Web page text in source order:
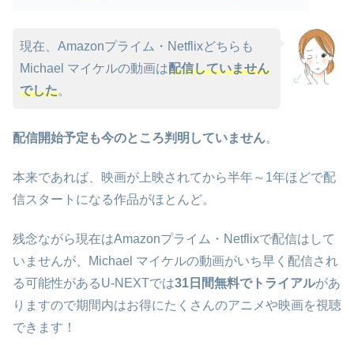
現在、Amazonプライム・Netflixどちらも
Michael マイケルの動画は配信していません
でした。
配信開始予定も今のところ判明していません。
本来であれば、映画が上映されてから半年～1年ほどで配
信スタートになる作品がほとんど。
残念ながら現在はAmazonプライム・Netflixで配信はして
いませんが、Michael マイケルの動画がいち早く配信され
る可能性があるU-NEXTでは31日間無料でトライアルがあ
りますので期間内はお得にたくさんのアニメや映画を視聴
できます！